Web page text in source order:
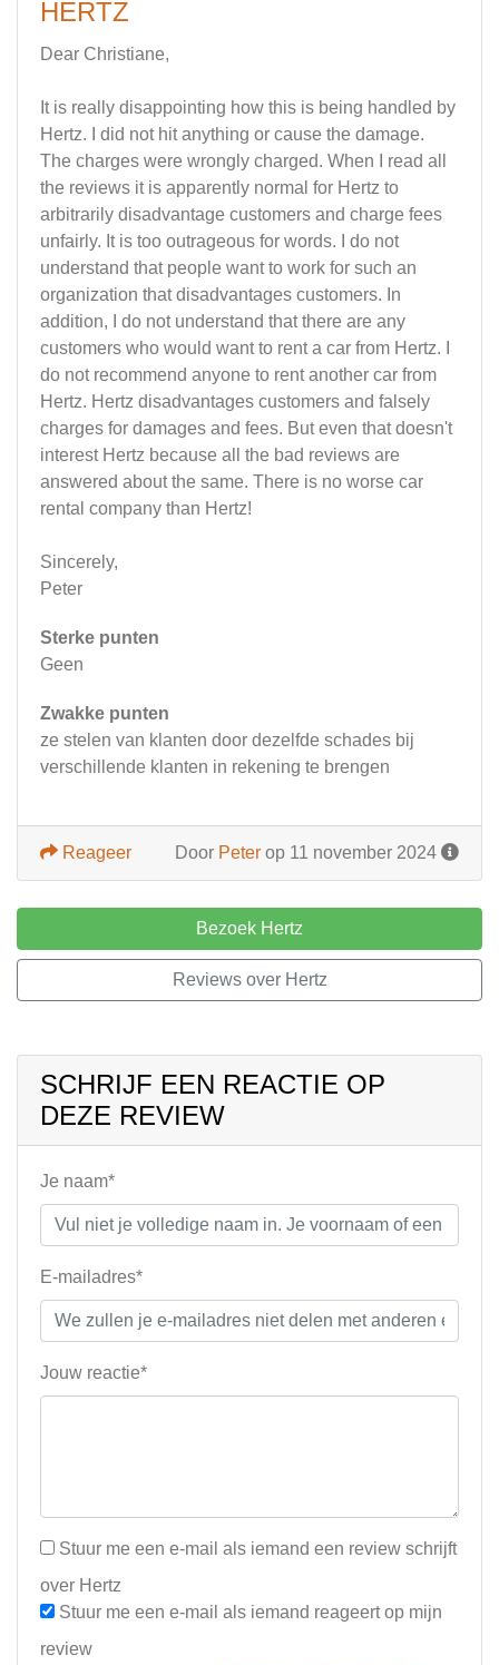
HERTZ
Dear Christiane,
It is really disappointing how this is being handled by
Hertz. I did not hit anything or cause the damage.
The charges were wrongly charged. When I read all
the reviews it is apparently normal for Hertz to
arbitrarily disadvantage customers and charge fees
unfairly. It is too outrageous for words. I do not
understand that people want to work for such an
organization that disadvantages customers. In
addition, I do not understand that there are any
customers who would want to rent a car from Hertz. I
do not recommend anyone to rent another car from
Hertz. Hertz disadvantages customers and falsely
charges for damages and fees. But even that doesn't
interest Hertz because all the bad reviews are
answered about the same. There is no worse car
rental company than Hertz!
Sincerely,
Peter
Sterke punten
Geen
Zwakke punten
ze stelen van klanten door dezelfde schades bij
verschillende klanten in rekening te brengen
Door Peter op 11 november 2024
Reageer
Bezoek Hertz
Reviews over Hertz
SCHRIJF EEN REACTIE OP
DEZE REVIEW
Je naam*
E-mailadres*
Jouw reactie*
Stuur me een e-mail als iemand een review schrijft
over Hertz
Stuur me een e-mail als iemand reageert op mijn
review